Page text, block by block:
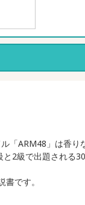
ARM48」は香り
2級で出題される
です。